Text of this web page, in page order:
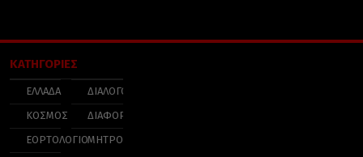
ΚΑΤΗΓΟΡΙΕΣ
ΕΛΛΑΔΑ
ΚΟΣΜΟΣ
ΕΟΡΤΟΛΟΓΙΟ
ΔΙΑΛΟΓΟΣ
ΔΙΑΦΟΡΑ
ΜΗΤΡΟΠΟΛΕΙΣ